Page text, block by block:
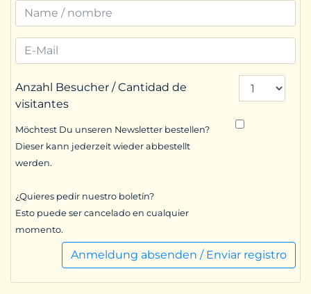
Anzahl Besucher / Cantidad de
visitantes
Möchtest Du unseren Newsletter bestellen?
Dieser kann jederzeit wieder abbestellt
werden.
¿Quieres pedir nuestro boletín?
Esto puede ser cancelado en cualquier
momento.
Anmeldung absenden / Enviar registro